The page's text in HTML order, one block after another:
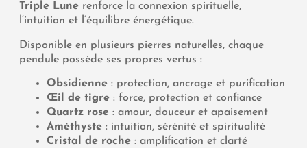
Triple Lune renforce la connexion spirituelle,
l’intuition et l’équilibre énergétique.
Disponible en plusieurs pierres naturelles, chaque
pendule possède ses propres vertus :
Obsidienne : protection, ancrage et purification
Œil de tigre : force, protection et confiance
Quartz rose : amour, douceur et apaisement
Améthyste : intuition, sérénité et spiritualité
Cristal de roche : amplification et clarté